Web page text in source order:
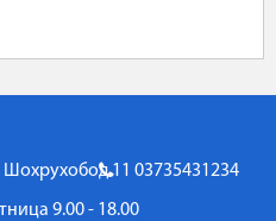
Шохрухобод 11 03735431234
9.00 - 18.00